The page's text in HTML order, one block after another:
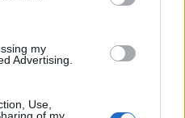
my
Advertising.
Use,
of my
"Minek éjszaka
ha olyankor süt a nap,
borulnánk a
kommentár nélkül
is szeretik a napsütést,